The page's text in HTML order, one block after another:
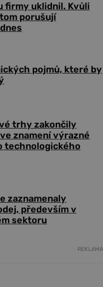
firmy uklidnil. Kvůli
porušují
pojmů, které by
trhy zakončily
znamení výrazné
technologického
zaznamenaly
především v
sektoru
REKLAMA